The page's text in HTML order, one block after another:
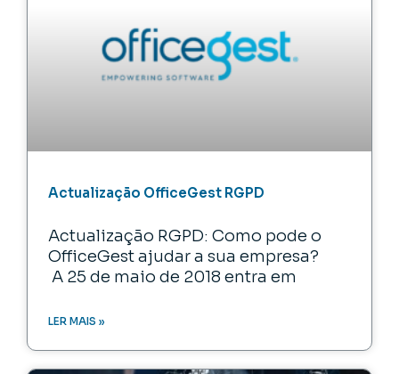
Actualização OfficeGest RGPD
Actualização RGPD: Como pode o
OfficeGest ajudar a sua empresa?
A 25 de maio de 2018 entra em
LER MAIS »